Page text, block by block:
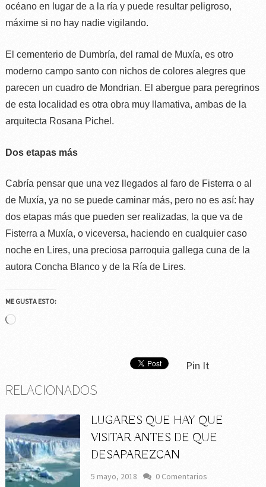
océano en lugar de a la ría y puede resultar peligroso,
máxime si no hay nadie vigilando.
El cementerio de Dumbría, del ramal de Muxía, es otro
moderno campo santo con nichos de colores alegres que
parecen un cuadro de Mondrian. El abergue para peregrinos
de esta localidad es otra obra muy llamativa, ambas de la
arquitecta Rosana Pichel.
Dos etapas más
Cabría pensar que una vez llegados al faro de Fisterra o al
de Muxía, ya no se puede caminar más, pero no es así: hay
dos etapas más que pueden ser realizadas, la que va de
Fisterra a Muxía, o viceversa, haciendo en cualquier caso
noche en Lires, una preciosa parroquia gallega cuna de la
autora Concha Blanco y de la Ría de Lires.
ME GUSTA ESTO:
Cargando...
Pin It
RELACIONADOS
LUGARES QUE HAY QUE
VISITAR ANTES DE QUE
DESAPAREZCAN
5 mayo, 2018 0 Comentarios